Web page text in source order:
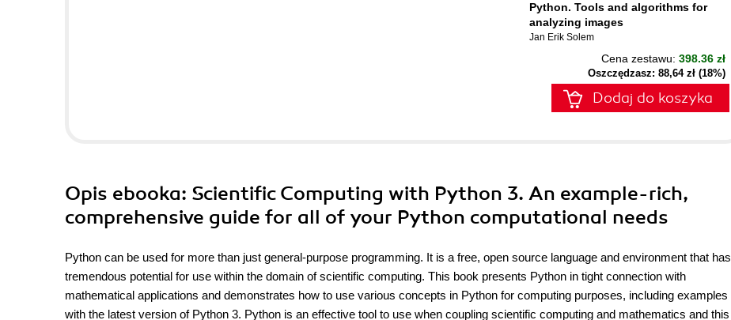
Python. Tools and algorithms for
analyzing images
Jan Erik Solem
Cena zestawu: 398.36 zł
Oszczędzasz: 88,64 zł (18%)
Dodaj do koszyka
Opis ebooka: Scientific Computing with Python 3. An example-rich,
comprehensive guide for all of your Python computational needs
Python can be used for more than just general-purpose programming. It is a free, open source language and environment that has
tremendous potential for use within the domain of scientific computing. This book presents Python in tight connection with
mathematical applications and demonstrates how to use various concepts in Python for computing purposes, including examples
with the latest version of Python 3. Python is an effective tool to use when coupling scientific computing and mathematics and this